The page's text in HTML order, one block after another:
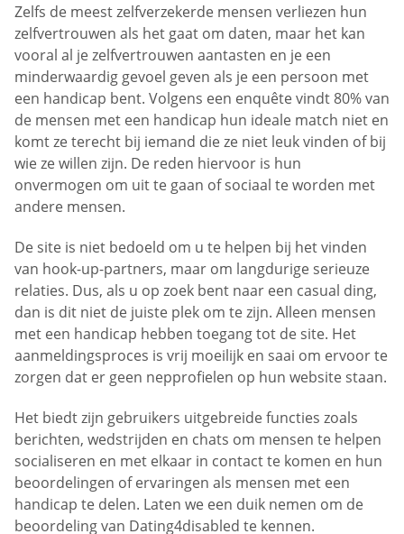
Zelfs de meest zelfverzekerde mensen verliezen hun
zelfvertrouwen als het gaat om daten, maar het kan
vooral al je zelfvertrouwen aantasten en je een
minderwaardig gevoel geven als je een persoon met
een handicap bent. Volgens een enquête vindt 80% van
de mensen met een handicap hun ideale match niet en
komt ze terecht bij iemand die ze niet leuk vinden of bij
wie ze willen zijn. De reden hiervoor is hun
onvermogen om uit te gaan of sociaal te worden met
andere mensen.
De site is niet bedoeld om u te helpen bij het vinden
van hook-up-partners, maar om langdurige serieuze
relaties. Dus, als u op zoek bent naar een casual ding,
dan is dit niet de juiste plek om te zijn. Alleen mensen
met een handicap hebben toegang tot de site. Het
aanmeldingsproces is vrij moeilijk en saai om ervoor te
zorgen dat er geen nepprofielen op hun website staan.
Het biedt zijn gebruikers uitgebreide functies zoals
berichten, wedstrijden en chats om mensen te helpen
socialiseren en met elkaar in contact te komen en hun
beoordelingen of ervaringen als mensen met een
handicap te delen. Laten we een duik nemen om de
beoordeling van Dating4disabled te kennen.